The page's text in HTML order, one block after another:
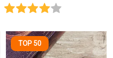
TOP 50